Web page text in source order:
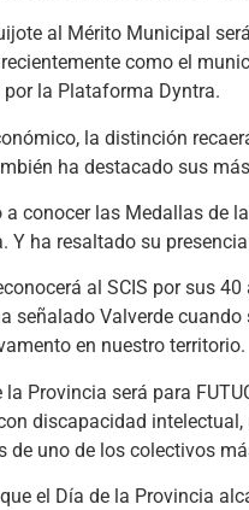
al Mérito Municipal
como el
la Plataforma Dyntra.
la distinción
ha destacado sus
a conocer las Medallas de
Y ha resaltado su
al SCIS por sus
señalado Valverde
en nuestro territorio.
Provincia será para
discapacidad
de uno de los colectivos
el Día de la Provincia